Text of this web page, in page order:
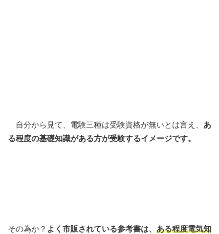
自分から見て、電験三種は受験資格が無いとは言え、 あ
る程度の基礎知識がある方が受験するイメージです。
その為か？ よく市販されている参考書は、 ある程度電気知